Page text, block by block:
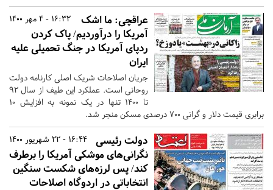
16:32 - 4 مهر 1400
عراقچی: ما اشک
آمریکا را درآوردیم/ پاک کردن
ردپای آمریکا در جنگ تحمیلی علیه
ایران
جریان اصلاحات شریک اصلی کارنامه دولت
روحانی است. عملکرد این طیف از سال ۹۲
تا ۱۴۰۰ تنها در یک نمونه به افزایش ۱۰
برابری قیمت دلار و گرانی ۷۰۰ درصدی مسکن منجر شد.
16:44 - 22 شهریور 1400
دولت رئیسی
نگرانی‌های موشکی آمریکا را برطرف
کند/ پس لرزه‌های شکست سنگین
انتخاباتی در اردوگاه اصلاحات